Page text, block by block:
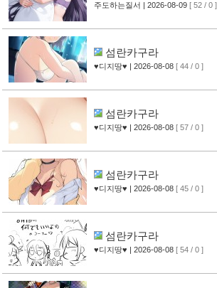
주도하는질서 | 2026-08-09 [ 52 / 0 ]
섬란카구라
♥디지땅♥ | 2026-08-08 [ 44 / 0 ]
섬란카구라
♥디지땅♥ | 2026-08-08 [ 57 / 0 ]
섬란카구라
♥디지땅♥ | 2026-08-08 [ 45 / 0 ]
섬란카구라
♥디지땅♥ | 2026-08-08 [ 54 / 0 ]